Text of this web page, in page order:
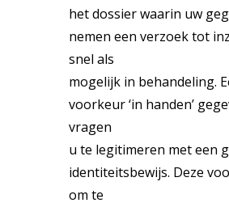
het dossier waarin uw
nemen een verzoek tot
snel als
mogelijk in behandeling.
voorkeur ‘in handen’
vragen
u te legitimeren met een
identiteitsbewijs. Deze
om te